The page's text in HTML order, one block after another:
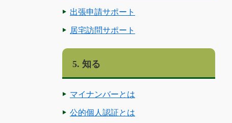
出張申請サポート
居宅訪問サポート
5. 知る
マイナンバーとは
公的個人認証とは